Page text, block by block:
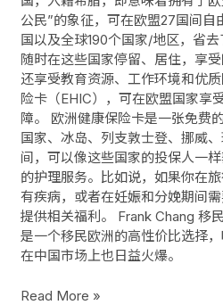
公民”的象征，可在欧盟27国间自
国以及全球190个国家/地区，省
随时在这些国家停留、居住，享受
还享受教育资源、工作环境和优
险卡（EHIC），可在欧盟国家享
障。 欧洲健康保险卡是一张免费
国家、冰岛、列支敦士登、挪威
间，可以像这些国家的投保人一
的护理服务。比如说，如果你在
有疾病，或者在妊娠和分娩期间
提供相关福利。 Frank Chang 移
是一个移民欧洲的高性价比选择，
在中国市场上也日益火爆。
Read More »